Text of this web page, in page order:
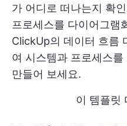
가 어디로 떠나는지 확
프로세스를 다이어그램
ClickUp의 데이터 흐름
여 시스템과 프로세스
만들어 보세요.
이 템플릿